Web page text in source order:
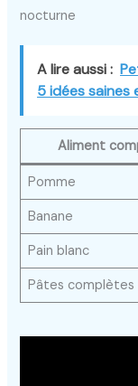
nocturne
A lire aussi :
5 idées saines
Aliment
Pomme
Banane
Pain blanc
Pâtes complètes